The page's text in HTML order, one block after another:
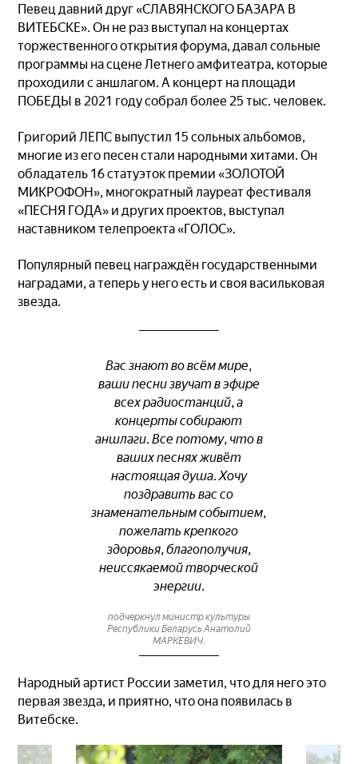
Певец давний друг «СЛАВЯНСКОГО БАЗАРА В
ВИТЕБСКЕ». Он не раз выступал на концертах
торжественного открытия форума, давал сольные
программы на сцене Летнего амфитеатра, которые
проходили с аншлагом. А концерт на площади
ПОБЕДЫ в 2021 году собрал более 25 тыс. человек.
Григорий ЛЕПС выпустил 15 сольных альбомов,
многие из его песен стали народными хитами. Он
обладатель 16 статуэток премии «ЗОЛОТОЙ
МИКРОФОН», многократный лауреат фестиваля
«ПЕСНЯ ГОДА» и других проектов, выступал
наставником телепроекта «ГОЛОС».
Популярный певец награждён государственными
наградами, а теперь у него есть и своя васильковая
звезда.
Вас знают во всём мире,
ваши песни звучат в эфире
всех радиостанций, а
концерты собирают
аншлаги. Все потому, что в
ваших песнях живёт
настоящая душа. Хочу
поздравить вас со
знаменательным событием,
пожелать крепкого
здоровья, благополучия,
неиссякаемой творческой
энергии.
подчеркнул министр культуры
Республики Беларусь Анатолий
МАРКЕВИЧ.
Народный артист России заметил, что для него это
первая звезда, и приятно, что она появилась в
Витебске.